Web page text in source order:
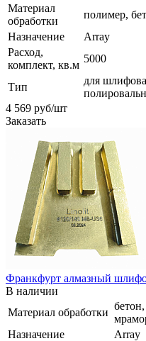
Материал
обработки
полимер,
Назначение
Array
Расход,
комплект, кв.м
5000
Тип
для
4 569 руб/шт
Заказать
Франкфурт алмазный
В наличии
Материал обработки
Назначение
Array